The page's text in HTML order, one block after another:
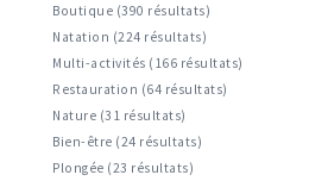
Boutique (390 résultats)
Natation (224 résultats)
Multi-activités (166 résultats)
Restauration (64 résultats)
Nature (31 résultats)
Bien-être (24 résultats)
Plongée (23 résultats)